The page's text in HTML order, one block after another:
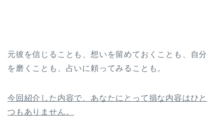
元彼を信じることも、想いを留めておくことも、自分
を磨くことも、占いに頼ってみることも。
今回紹介した内容で、あなたにとって損な内容はひと
つもありません。